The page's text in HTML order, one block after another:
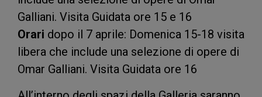
Galliani. Visita Guidata ore 15 e 16
Orari dopo il 7 aprile: Domenica 15-18 visita
libera che include una selezione di opere di
Omar Galliani. Visita Guidata ore 16